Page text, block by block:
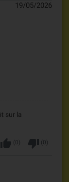
19/05/2026
sur la
thumb_up (0 ) thumb_down (0 )